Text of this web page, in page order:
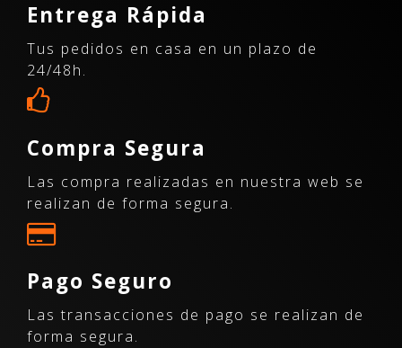
Entrega Rápida
Tus pedidos en casa en un plazo de
24/48h.
Compra Segura
Las compra realizadas en nuestra web se
realizan de forma segura.
Pago Seguro
Las transacciones de pago se realizan de
forma segura.